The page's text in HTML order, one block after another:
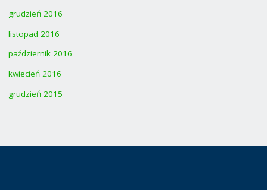
grudzień 2016
listopad 2016
październik 2016
kwiecień 2016
grudzień 2015